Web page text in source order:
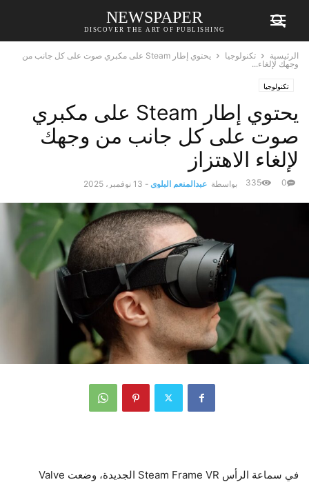
NEWSPAPER
DISCOVER THE ART OF PUBLISHING
الرئيسية تكنولوجيا
يحتوي إطار Steam على مكبري صوت على كل جانب من
وجهك لإلغاء...
تكنولوجيا
يحتوي إطار Steam على مكبري
صوت على كل جانب من وجهك
لإلغاء الاهتزاز
بواسطة عبدالمنعم البلوي - 13 نوفمبر، 2025 0
335
في سماعة الرأس Steam Frame VR الجديدة، وضعت Valve